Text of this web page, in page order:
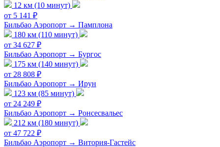
12 км (10 минут)
от 5 141 ₽
Бильбао Аэропорт → Памплона
180 км (110 минут)
от 34 627 ₽
Бильбао Аэропорт → Бургос
175 км (140 минут)
от 28 808 ₽
Бильбао Аэропорт → Ирун
123 км (85 минут)
от 24 249 ₽
Бильбао Аэропорт → Ронсесвальес
212 км (180 минут)
от 47 722 ₽
Бильбао Аэропорт → Витория-Гастейс